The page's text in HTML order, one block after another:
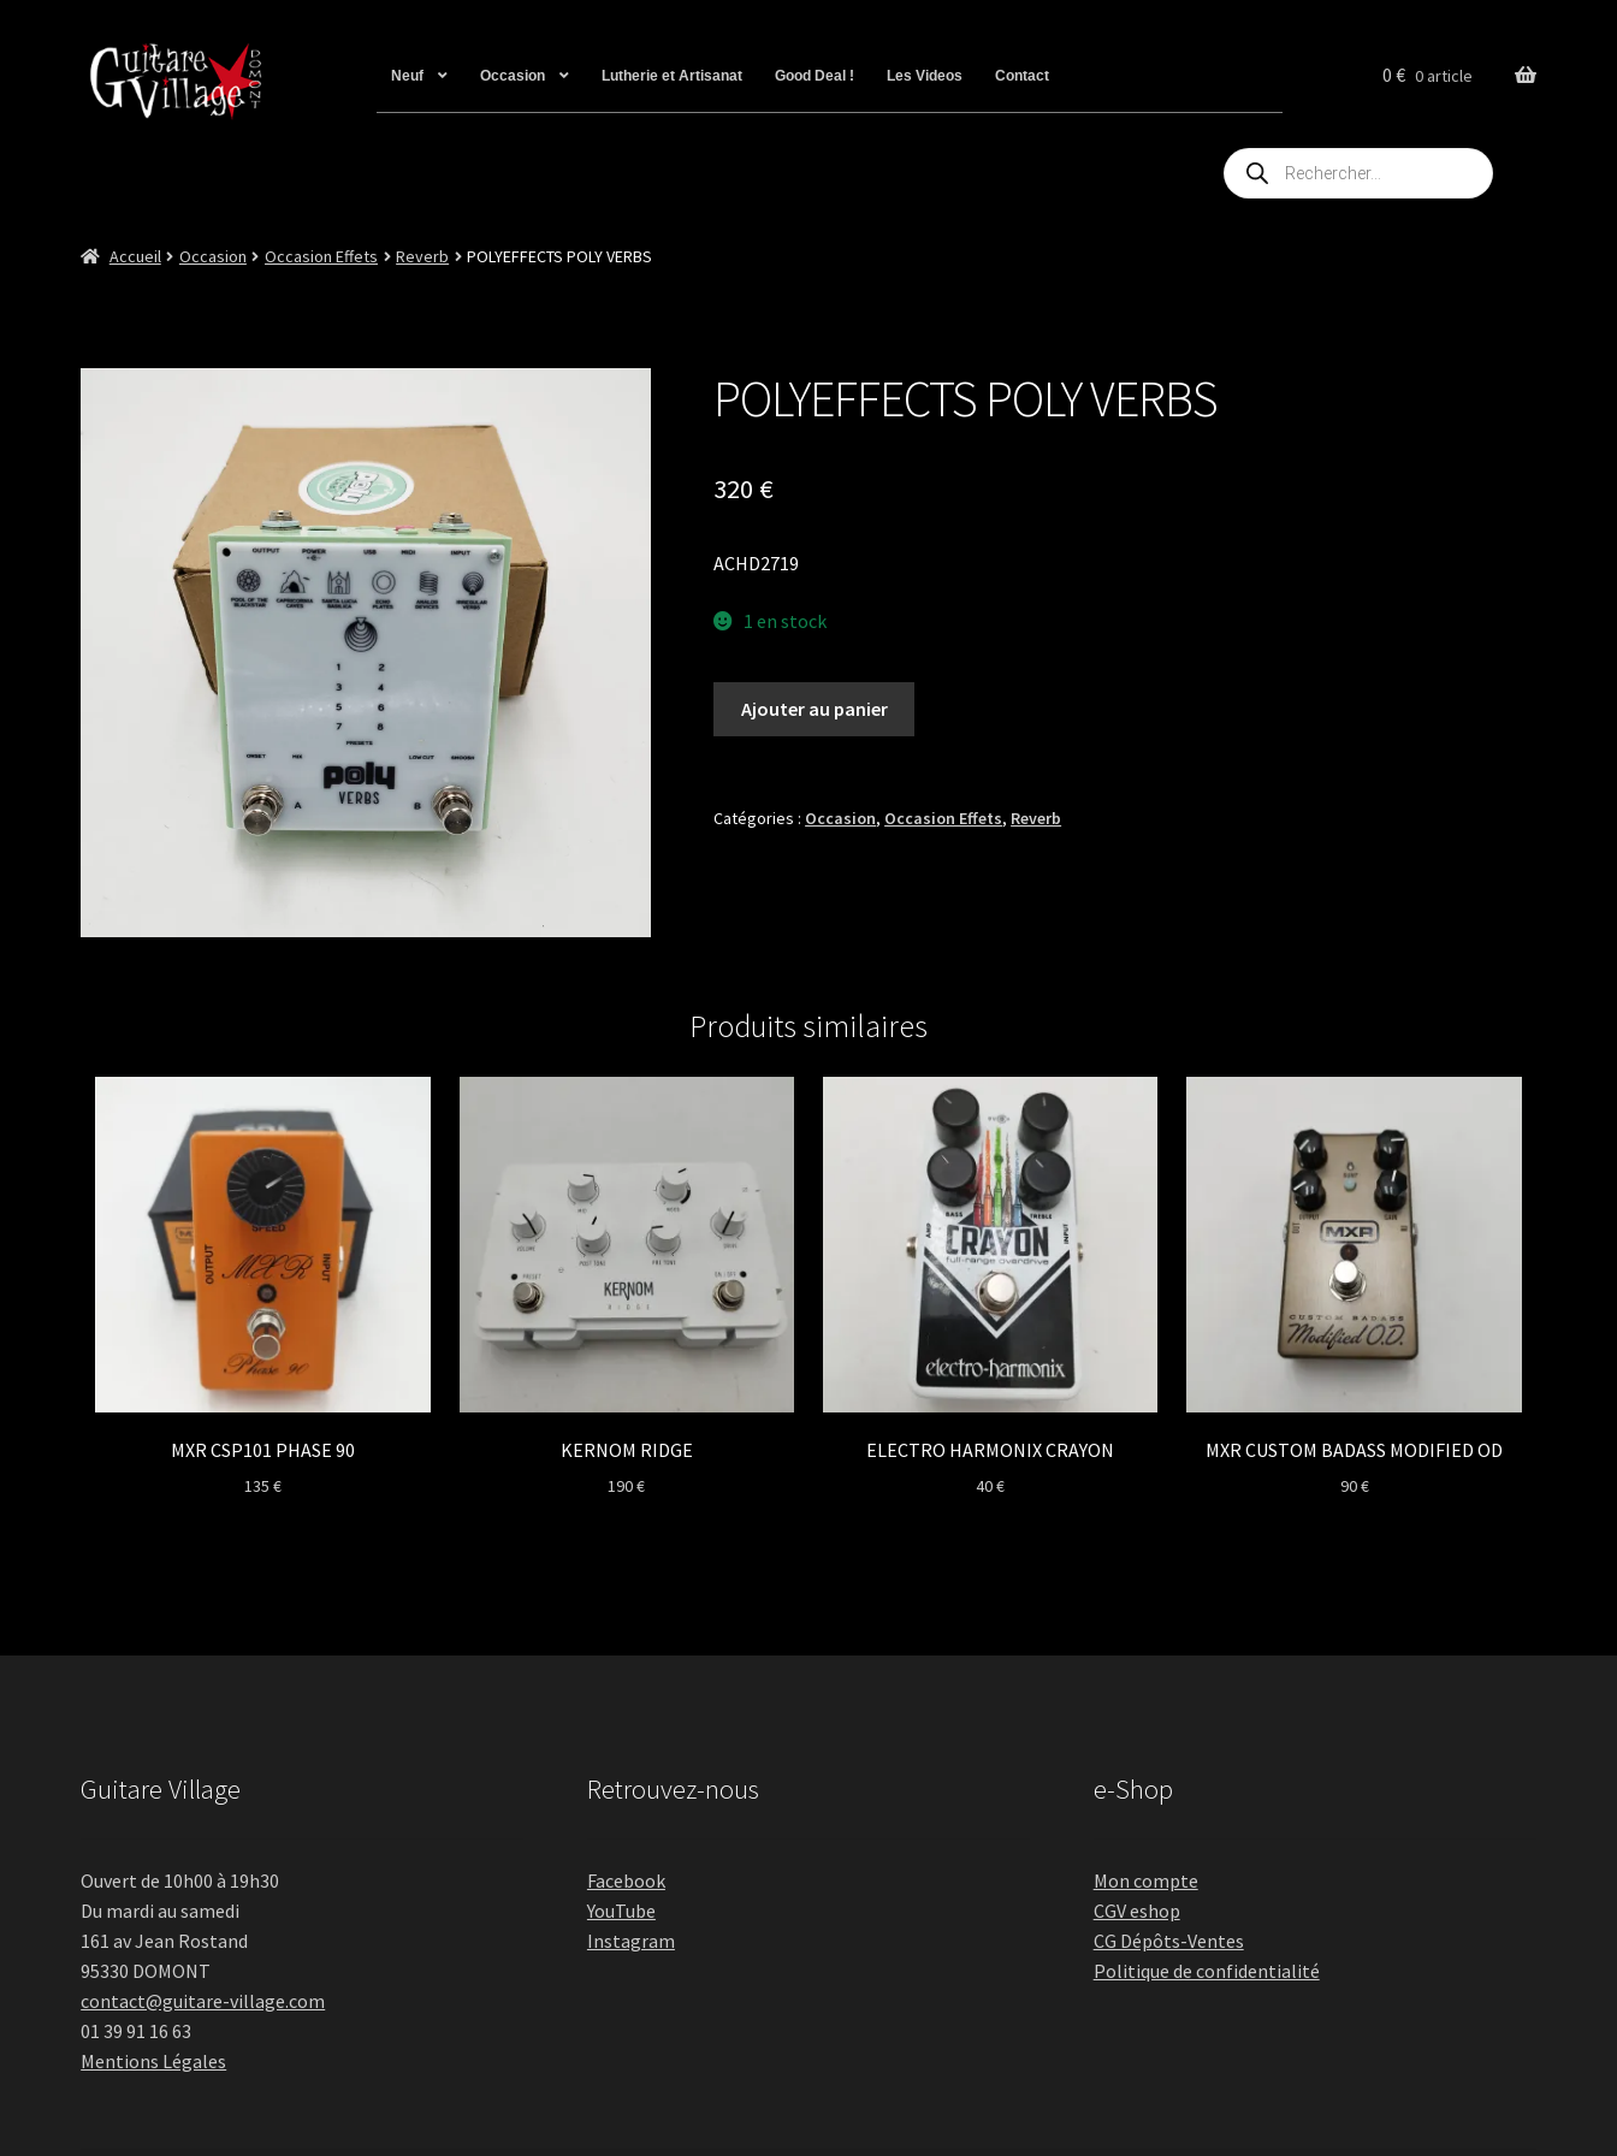
Neuf Occasion Lutherie et Artisanat Good Deal ! Les Videos Contact 0€ 0 article
Recherche
de
produits
Accueil Occasion Occasion Effets Reverb POLYEFFECTS POLY VERBS
POLYEFFECTS POLY VERBS
320 €
ACHD2719
1 en stock
VERBS
Ajouter au panier
Catégories : Occasion, Occasion Effets, Reverb
Produits similaires
MXR CSP101 PHASE 90
135 €
KERNOM RIDGE
190€
ELECTRO HARMONIX CRAYON
40€
MXR CUSTOM BADASS MODIFIED OD
90€
Guitare Village
Ouvert de 10h00 à 19h30
Du mardi au samedi
161 av Jean Rostand
95330 DOMONT
contact@guitare-village.com
01 39 91 16 63
Mentions Légales
Retrouvez-nous
Facebook
YouTube
Instagram
e-Shop
Mon compte
CGV eshop
CG Dépôts-Ventes
Politique de confidentialité